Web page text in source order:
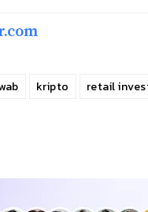
kripto retail